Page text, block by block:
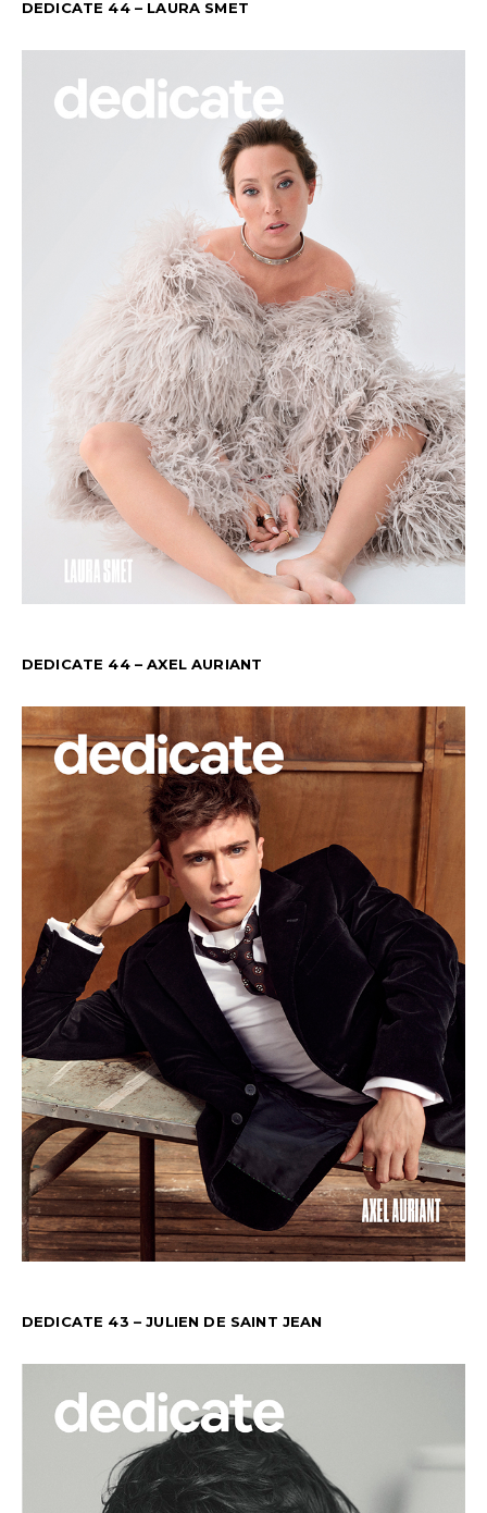
DEDICATE 44 – LAURA SMET
DEDICATE 44 – AXEL AURIANT
DEDICATE 43 – JULIEN DE SAINT JEAN